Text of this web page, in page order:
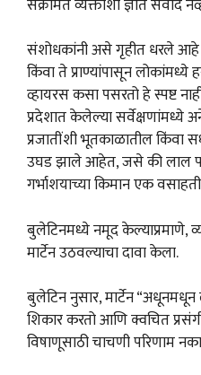
संशोधकांनी असे गृहीत धरले
किंवा ते प्राण्यांपासून
व्हायरस कसा पसरतो हे स्पष्ट
प्रदेशात केलेल्या सर्वेक्षणांमध्ये
प्रजातींशी भूतकाळातील किंवा
उघड झाले आहेत, जसे की लाल
गर्भाशयाच्या किमान एक
बुलेटिनमध्ये नमूद केल्याप्रमाणे,
मार्टेन उठवल्याचा दावा केला.
बुलेटिन नुसार, मार्टेन “अधूनमधून
शिकार करतो आणि क्वचित
विषाणूसाठी चाचणी परिणाम